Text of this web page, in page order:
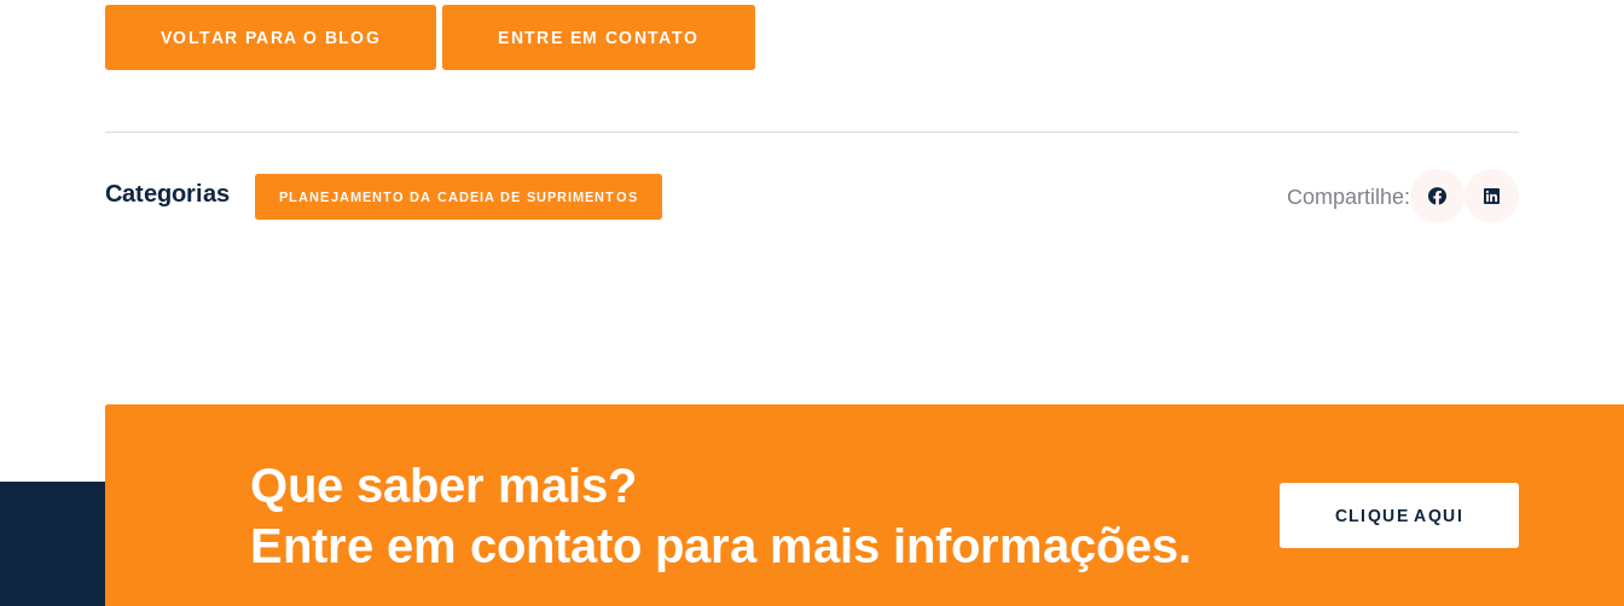
VOLTAR PARA O BLOG ENTRE EM CONTATO
Categorias PLANEJAMENTO DA CADEIA DE SUPRIMENTOS Compartilhe:
Que saber mais?
Entre em contato para mais informações.
CLIQUE AQUI